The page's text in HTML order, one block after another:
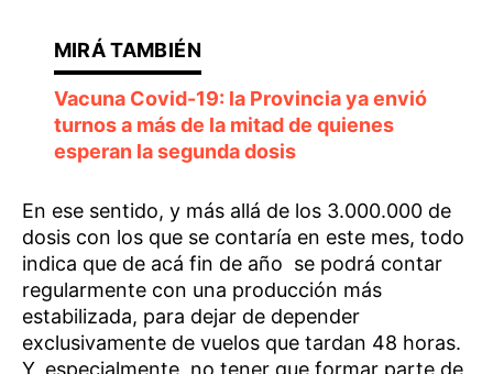
Vacuna Covid-19: la Provincia ya envió
turnos a más de la mitad de quienes
esperan la segunda dosis
En ese sentido, y más allá de los 3.000.000 de
dosis con los que se contaría en este mes, todo
indica que de acá fin de año se podrá contar
regularmente con una producción más
estabilizada, para dejar de depender
exclusivamente de vuelos que tardan 48 horas.
Y, especialmente, no tener que formar parte de